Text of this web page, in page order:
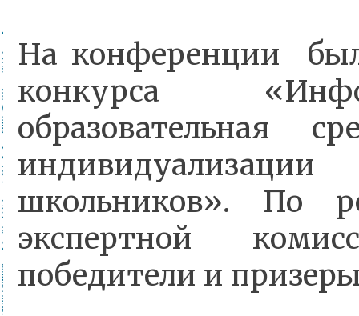
На конференции
конкурса
образовательная
школьников». По
экспертной
победители и